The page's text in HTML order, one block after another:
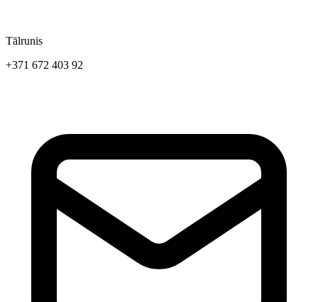
Tālrunis
+371 672 403 92